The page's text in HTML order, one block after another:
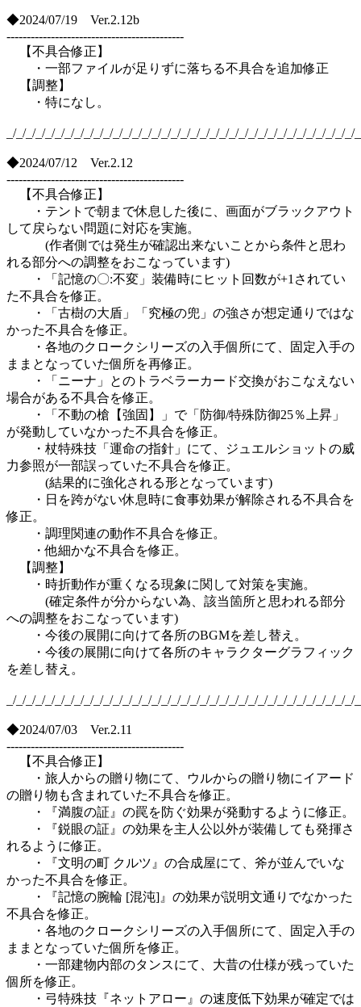
◆2024/07/19 Ver.2.12b
--------------------------------------------
【不具合修正】
・一部ファイルが足りずに落ちる不具合を追加修正
【調整】
・特になし。
_/_/_/_/_/_/_/_/_/_/_/_/_/_/_/_/_/_/_/_/_/_/_/_/_/_/_/_/_/_/_/_/_/_/_/
◆2024/07/12 Ver.2.12
--------------------------------------------
【不具合修正】
・テントで朝まで休息した後に、画面がブラックアウト
して戻らない問題に対応を実施。
(作者側では発生が確認出来ないことから条件と思わ
れる部分への調整をおこなっています)
・「記憶の〇:不変」装備時にヒット回数が+1されてい
た不具合を修正。
・「古樹の大盾」「究極の兜」の強さが想定通りではな
かった不具合を修正。
・各地のクロークシリーズの入手個所にて、固定入手の
ままとなっていた個所を再修正。
・「ニーナ」とのトラベラーカード交換がおこなえない
場合がある不具合を修正。
・「不動の槍【強固】」で「防御/特殊防御25％上昇」
が発動していなかった不具合を修正。
・杖特殊技「運命の指針」にて、ジュエルショットの威
力参照が一部誤っていた不具合を修正。
(結果的に強化される形となっています)
・日を跨がない休息時に食事効果が解除される不具合を
修正。
・調理関連の動作不具合を修正。
・他細かな不具合を修正。
【調整】
・時折動作が重くなる現象に関して対策を実施。
(確定条件が分からない為、該当箇所と思われる部分
への調整をおこなっています)
・今後の展開に向けて各所のBGMを差し替え。
・今後の展開に向けて各所のキャラクターグラフィック
を差し替え。
_/_/_/_/_/_/_/_/_/_/_/_/_/_/_/_/_/_/_/_/_/_/_/_/_/_/_/_/_/_/_/_/_/_/_/
◆2024/07/03 Ver.2.11
--------------------------------------------
【不具合修正】
・旅人からの贈り物にて、ウルからの贈り物にイアード
の贈り物も含まれていた不具合を修正。
・『満腹の証』の罠を防ぐ効果が発動するように修正。
・『鋭眼の証』の効果を主人公以外が装備しても発揮さ
れるように修正。
・『文明の町 クルツ』の合成屋にて、斧が並んでいな
かった不具合を修正。
・『記憶の腕輪 [混沌]』の効果が説明文通りでなかった
不具合を修正。
・各地のクロークシリーズの入手個所にて、固定入手の
ままとなっていた個所を修正。
・一部建物内部のタンスにて、大昔の仕様が残っていた
個所を修正。
・弓特殊技『ネットアロー』の速度低下効果が確定では